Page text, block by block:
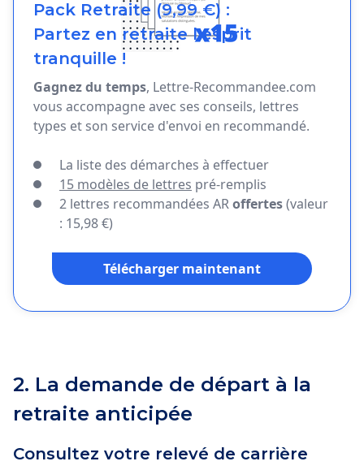
Pack Retraite (9,99 €) :
Partez en retraite l'esprit
tranquille !
Gagnez du temps, Lettre-Recommandee.com
vous accompagne avec ses conseils, lettres
types et son service d'envoi en recommandé.
La liste des démarches à effectuer
15 modèles de lettres pré-remplis
2 lettres recommandées ARoffertes(valeur
: 15,98 €)
Télécharger maintenant
2. La demande de départ à la
retraite anticipée
Consultez votre relevé de carrière